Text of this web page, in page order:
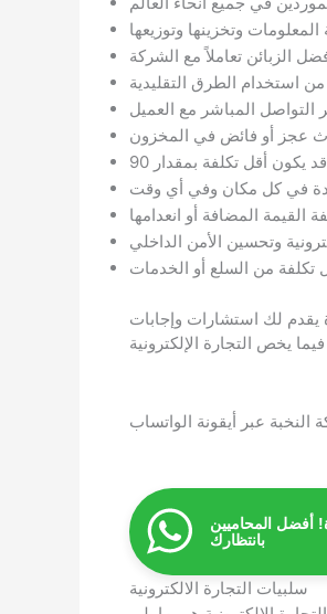
لك استشارات وإجابات
أفضل المحاميين
بانتظارك
سلبيات التجارة الالكترونية